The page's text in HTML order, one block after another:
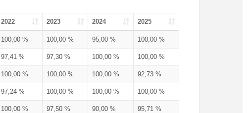
2022 2023 2024 2025
100,00 % 100,00 % 95,00 % 100,00 %
97,41 % 97,30 % 100,00 % 100,00 %
100,00 % 100,00 % 100,00 % 92,73 %
97,24 % 100,00 % 100,00 % 100,00 %
100,00 % 97,50 % 90,00 % 95,71 %